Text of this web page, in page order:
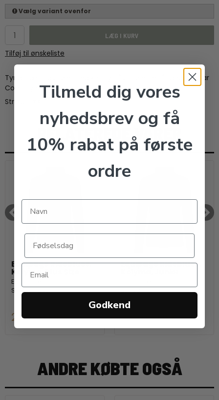
Vælg variant ovenfor
LÆG I KURV
Tilføj til ønskeliste
Tynd træningstrøje med kort lynlås. Trøjen er åndbar og har
Cool Dry effekt.
Str XS - XXL
RELATEREDE VARER
Equipage Ridebluse,
Kolyma. Plus Size
Equipage
Str 3XL - 5XL
269,00 DKK
Equipage Ridebluse,
Str 128 - 164
229,00 DKK
ANDRE KØBTE OGSÅ
Tilmeld dig vores
nyhedsbrev og få
10% rabat på første
ordre
Godkend